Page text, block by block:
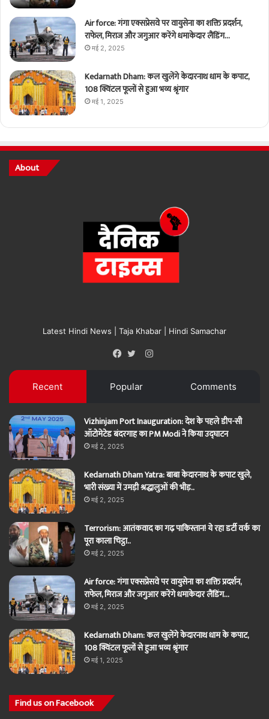
Air force: गंगा एक्सप्रेसवे पर वायुसेना का शक्ति प्रदर्शन,
राफेल, मिराज और जगुआर करेंगे धमाकेदार लैंडिंग…
मई 2, 2025
Kedarnath Dham: कल खुलेंगे केदारनाथ धाम के कपाट,
108 क्विंटल फूलों से हुआ भव्य श्रृंगार
मई 1, 2025
About
Latest Hindi News | Taja Khabar | Hindi Samachar
Instagram
Recent Popular Comments
Vizhinjam Port Inauguration: देश के पहले डीप-सी
ऑटोमेटेड बंदरगाह का PM Modi ने किया उद्घाटन
मई 2, 2025
Kedarnath Dham Yatra: बाबा केदारनाथ के कपाट खुले,
भारी संख्या में उमड़ी श्रद्धालुओं की भीड़..
मई 2, 2025
Terrorism: आतंकवाद का गढ़ पाकिस्तान! ये रहा डर्टी वर्क का
पूरा काला चिट्ठा..
मई 2, 2025
Air force: गंगा एक्सप्रेसवे पर वायुसेना का शक्ति प्रदर्शन,
राफेल, मिराज और जगुआर करेंगे धमाकेदार लैंडिंग…
मई 2, 2025
Kedarnath Dham: कल खुलेंगे केदारनाथ धाम के कपाट,
108 क्विंटल फूलों से हुआ भव्य श्रृंगार
मई 1, 2025
Find us on Facebook